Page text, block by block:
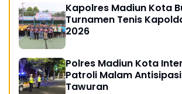
Kapolres Madiun Kota
Turnamen Tenis
2026
Polres Madiun Kota
Patroli Malam
Tawuran